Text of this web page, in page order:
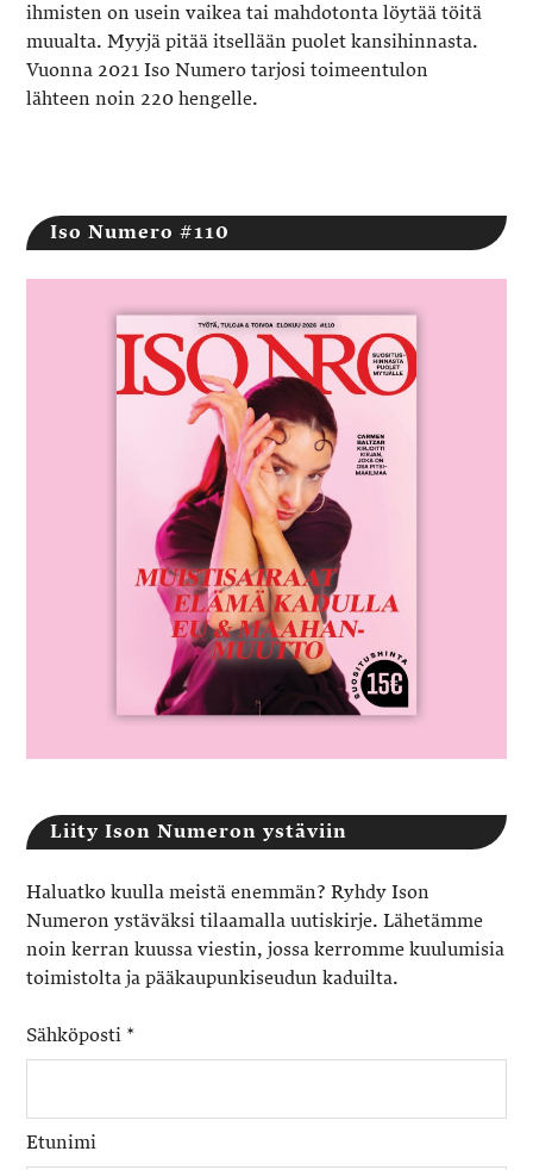
ihmisten on usein vaikea tai mahdotonta löytää töitä
muualta. Myyjä pitää itsellään puolet kansihinnasta.
Vuonna 2021 Iso Numero tarjosi toimeentulon
lähteen noin 220 hengelle.
Iso Numero #110
Liity Ison Numeron ystäviin
Haluatko kuulla meistä enemmän? Ryhdy Ison
Numeron ystäväksi tilaamalla uutiskirje. Lähetämme
noin kerran kuussa viestin, jossa kerromme kuulumisia
toimistolta ja pääkaupunkiseudun kaduilta.
Sähköposti *
Etunimi